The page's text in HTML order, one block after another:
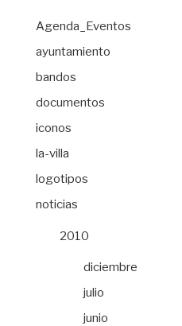
Agenda_Eventos
ayuntamiento
bandos
documentos
iconos
la-villa
logotipos
noticias
2010
diciembre
julio
junio